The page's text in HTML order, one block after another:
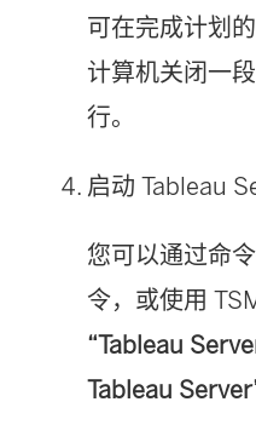
可在完成计划
计算机关闭一
行。
启动 Tableau
您可以通过命
令，或使用
“Tableau
Tableau